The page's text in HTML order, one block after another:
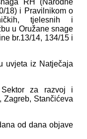
RH (Narodne
18) i Pravilnikom o
tjelesnih i
u Oružane snage
br.13/14, 134/15 i
uvjeta iz Natječaja
za razvoj i
Zagreb, Stančićeva
od dana objave